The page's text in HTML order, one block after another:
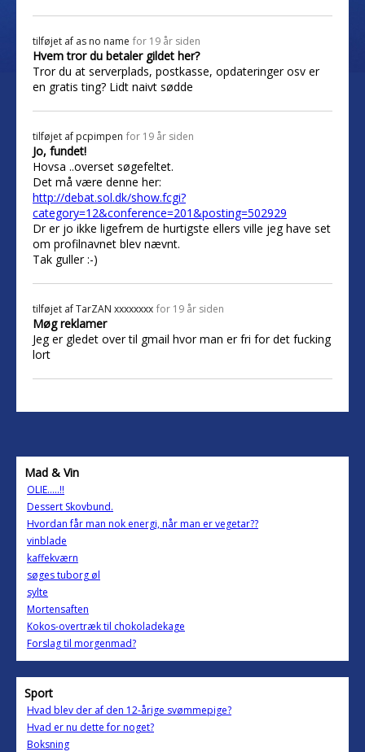
tilføjet af as no name for 19 år siden
Hvem tror du betaler gildet her?
Tror du at serverplads, postkasse, opdateringer osv er
en gratis ting? Lidt naivt sødde
tilføjet af pcpimpen for 19 år siden
Jo, fundet!
Hovsa ..overset søgefeltet.
Det må være denne her:
http://debat.sol.dk/show.fcgi?
category=12&conference=201&posting=502929
Dr er jo ikke ligefrem de hurtigste ellers ville jeg have set
om profilnavnet blev nævnt.
Tak guller :-)
tilføjet afTarZAN xxxxxxxx for 19 år siden
Møg reklamer
Jeg er gledet over til gmail hvor man er fri for det fucking
lort
Mad & Vin
OLIE.....!!
Dessert Skovbund.
Hvordan får man nok energi, når man er vegetar??
vinblade
kaffekværn
søges tuborg øl
sylte
Mortensaften
Kokos-overtræk til chokoladekage
Forslag til morgenmad?
Sport
Hvad blev der af den 12-årige svømmepige?
Hvad er nu dette for noget?
Boksning